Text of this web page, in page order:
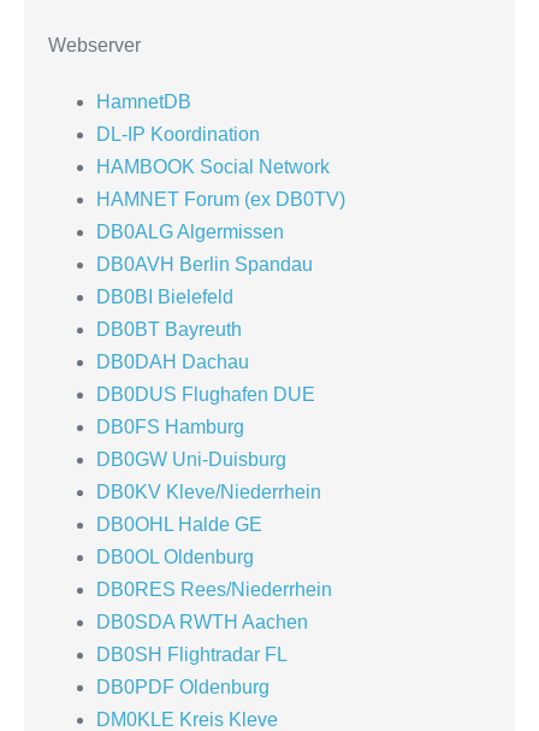
Webserver
HamnetDB
DL-IP Koordination
HAMBOOK Social Network
HAMNET Forum (ex DB0TV)
DB0ALG Algermissen
DB0AVH Berlin Spandau
DB0BI Bielefeld
DB0BT Bayreuth
DB0DAH Dachau
DB0DUS Flughafen DUE
DB0FS Hamburg
DB0GW Uni-Duisburg
DB0KV Kleve/Niederrhein
DB0OHL Halde GE
DB0OL Oldenburg
DB0RES Rees/Niederrhein
DB0SDA RWTH Aachen
DB0SH Flightradar FL
DB0PDF Oldenburg
DM0KLE Kreis Kleve